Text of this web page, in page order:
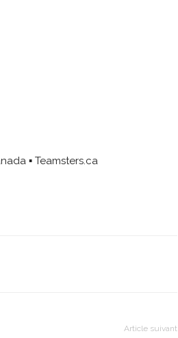
▪ Teamsters.ca
Article suivant